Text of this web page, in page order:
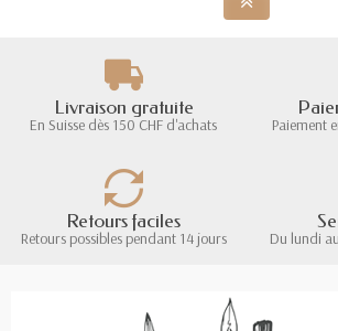
Livraison gratuite
En Suisse dès 150 CHF d'achats Paiement
Retours faciles
Retours possibles pendant 14 jours Du lundi